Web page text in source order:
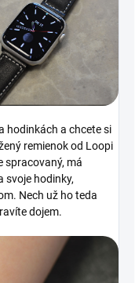
hodinkách a chcete si
remienok od Loopi
spracovaný, má
svoje hodinky,
Nech už ho teda
dojem.